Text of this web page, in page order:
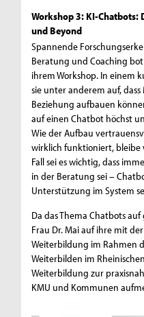
Workshop 3: KI-Chatbots:
und Beyond
Spannende
Beratung und Coaching bot
ihrem Workshop. In einem
sie unter anderem auf,
Beziehung aufbauen
auf einen Chatbot höchst
Wie der Aufbau
wirklich funktioniert, bleibe
Fall sei es wichtig, dass
in der Beratung sei –
Unterstützung im System
Da das Thema Chatbots
Frau Dr. Mai auf ihre mit
Weiterbildung im Rahmen
Weiterbilden im
Weiterbildung zur
KMU und Kommunen